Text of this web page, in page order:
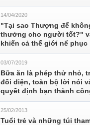
14/04/2020
"Tại sao Thượng đế
thưởng cho người tốt?"
khiến cả thế giới nể phục
03/07/2019
Bữa ăn là phép thử nhỏ,
đối diện, toàn bộ lời nói
quyết định bạn thành
25/02/2013
Tuổi trẻ và những túi